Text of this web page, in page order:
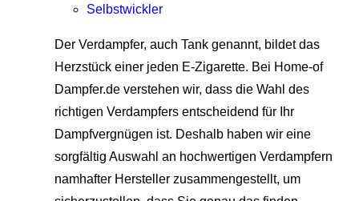
Selbstwickler
Der Verdampfer, auch Tank genannt, bildet das
Herzstück einer jeden E-Zigarette. Bei Home-of
Dampfer.de verstehen wir, dass die Wahl des
richtigen Verdampfers entscheidend für Ihr
Dampfvergnügen ist. Deshalb haben wir eine
sorgfältig Auswahl an hochwertigen Verdampfern
namhafter Hersteller zusammengestellt, um